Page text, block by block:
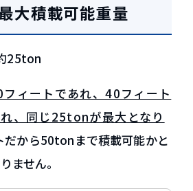
大積載可能重量
25ton
フィートであれ、40フィート
れ、同じ25tonが最大となり
だから50tonまで積載可能かと
ません。